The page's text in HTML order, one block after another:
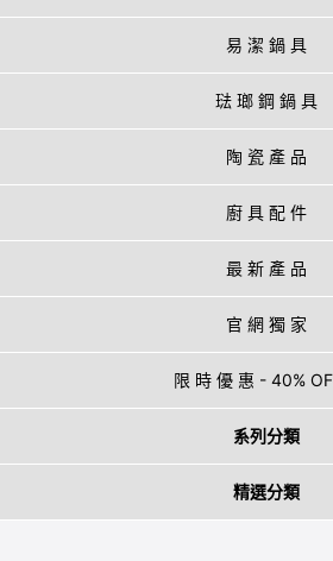
易 潔 鍋 具
琺 瑯 鋼 鍋 具
陶 瓷 產 品
廚 具 配 件
最 新 產 品
官 網 獨 家
限 時 優 惠 - 40%
系列分類
精選分類